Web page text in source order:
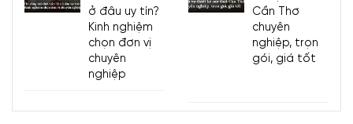
ở đâu uy tín?
Kinh nghiệm
chọn đơn vị
chuyên
nghiệp
Cần Thơ
chuyên
nghiệp, trọn
gói, giá tốt